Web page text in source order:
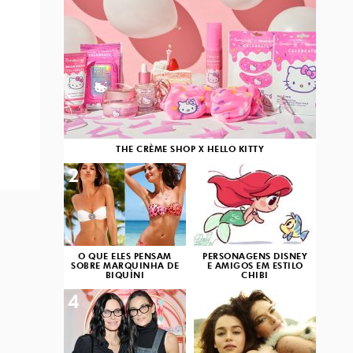
THE CRÈME SHOP X HELLO KITTY
O QUE ELES PENSAM
SOBRE MARQUINHA DE
BIQUÍNI
2
PERSONAGENS DISNEY
E AMIGOS EM ESTILO
CHIBI
3
4